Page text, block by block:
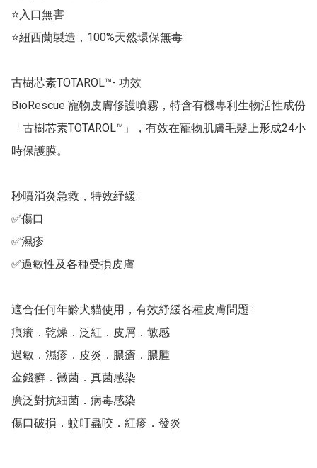
⭐入口無害
⭐紐西蘭製造，100%天然環保無毒
古樹芯素TOTAROL™- 功效
BioRescue 寵物皮膚修護噴霧，特含有機專利生物活性成份
「古樹芯素TOTAROL™」，有效在寵物肌膚毛髮上形成24小
時保護膜。
秒噴消炎急救，特效紓緩:
✅傷口
✅濕疹
✅過敏性及各種受損皮膚
適合任何年齡犬貓使用，有效紓緩各種皮膚問題 :
痕癢．乾燥．泛紅．皮屑．敏感
過敏．濕疹．皮炎．膿瘡．膿腫
金錢癬．黴菌．真菌感染
廣泛對抗細菌．病毒感染
傷口破損．蚊叮蟲咬．紅疹．發炎